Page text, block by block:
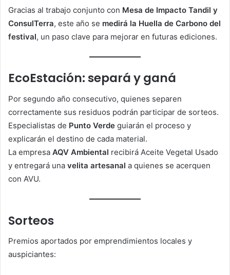
Gracias al trabajo conjunto con Mesa de Impacto Tandil y
ConsulTerra, este año se medirá la Huella de Carbono del
festival, un paso clave para mejorar en futuras ediciones.
EcoEstación: separá y ganá
Por segundo año consecutivo, quienes separen
correctamente sus residuos podrán participar de sorteos.
Especialistas de Punto Verde guiarán el proceso y
explicarán el destino de cada material.
La empresa AQV Ambiental recibirá Aceite Vegetal Usado
y entregará una velita artesanal a quienes se acerquen
con AVU.
Sorteos
Premios aportados por emprendimientos locales y
auspiciantes: